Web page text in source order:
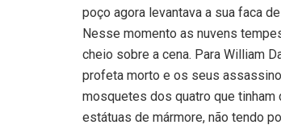
poço agora levantava a sua faca
Nesse momento as nuvens
cheio sobre a cena. Para William
profeta morto e os seus
mosquetes dos quatro que
estátuas de mármore, não tendo